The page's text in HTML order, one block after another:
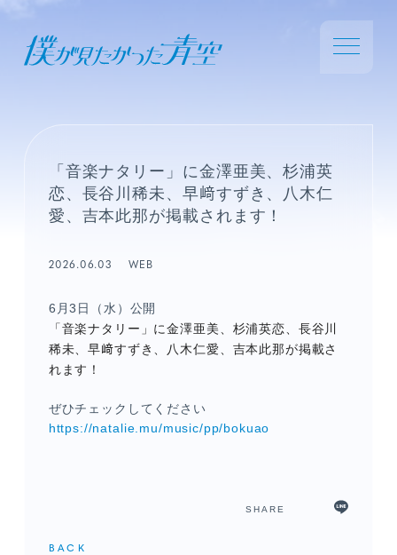
「音楽ナタリー」に金澤亜美、杉浦英
恋、長谷川稀未、早﨑すずき、八木仁
愛、吉本此那が掲載されます！
2026.06.03 WEB
6月3日（水）公開
「音楽ナタリー」に金澤亜美、杉浦英恋、長谷川
稀未、早﨑すずき、八木仁愛、吉本此那が掲載さ
れます！
ぜひチェックしてください
https://natalie.mu/music/pp/bokuao
SHARE
BACK